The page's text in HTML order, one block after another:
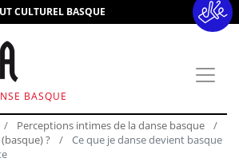
CULTUREL BASQUE
BASQUE
Perceptions intimes de la danse basque
?
Ce que je danse devient basque